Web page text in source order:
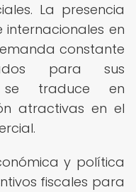
La presencia
en
constante
para sus
traduce en
atractivas en el
y política
fiscales para